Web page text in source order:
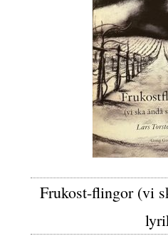
Frukost-flingor (vi